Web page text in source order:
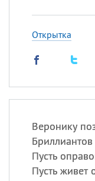
Открытка
Веронику
Пусть
Пусть живет